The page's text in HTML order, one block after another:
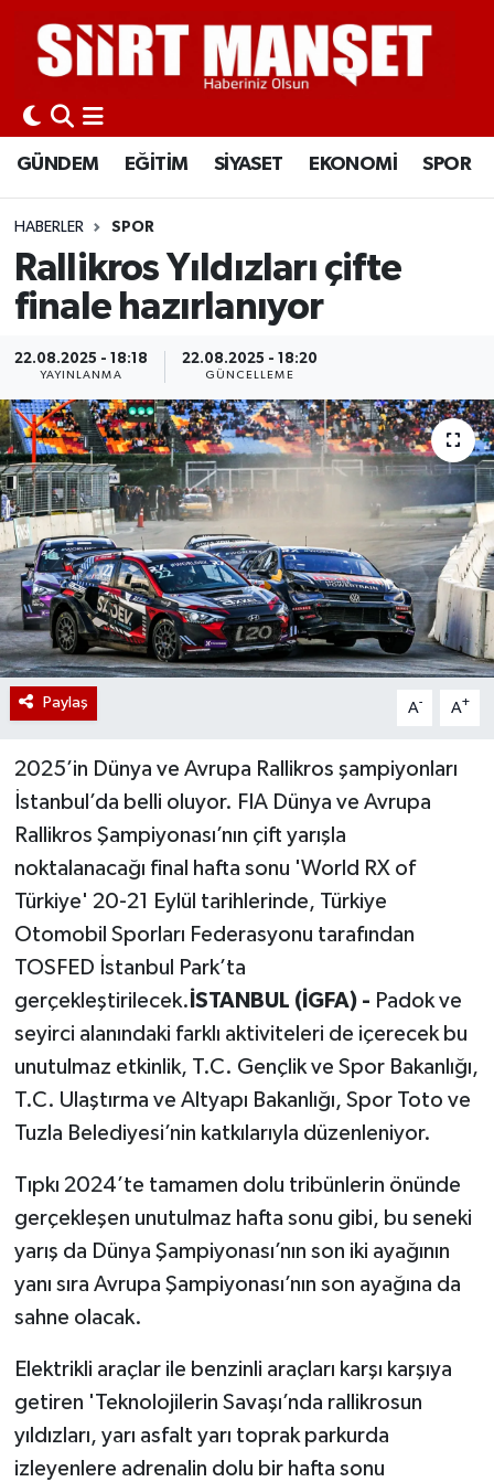
GÜNDEM EĞİTİM SİYASET EKONOMİ SPOR
HABERLER SPOR
Rallikros Yıldızları çifte
finale hazırlanıyor
22.08.2025 - 18:18
YAYINLANMA
22.08.2025 - 18:20
GÜNCELLEME
Paylaş A- A+
2025’in Dünya ve Avrupa Rallikros şampiyonları
İstanbul’da belli oluyor. FIA Dünya ve Avrupa
Rallikros Şampiyonası’nın çift yarışla
noktalanacağı final hafta sonu 'World RX of
Türkiye' 20-21 Eylül tarihlerinde, Türkiye
Otomobil Sporları Federasyonu tarafından
TOSFED İstanbul Park’ta
gerçekleştirilecek. İSTANBUL (İGFA) - Padok ve
seyirci alanındaki farklı aktiviteleri de içerecek bu
unutulmaz etkinlik, T.C. Gençlik ve Spor Bakanlığı,
T.C. Ulaştırma ve Altyapı Bakanlığı, Spor Toto ve
Tuzla Belediyesi’nin katkılarıyla düzenleniyor.
Tıpkı 2024’te tamamen dolu tribünlerin önünde
gerçekleşen unutulmaz hafta sonu gibi, bu seneki
yarış da Dünya Şampiyonası’nın son iki ayağının
yanı sıra Avrupa Şampiyonası’nın son ayağına da
sahne olacak.
Elektrikli araçlar ile benzinli araçları karşı karşıya
getiren 'Teknolojilerin Savaşı’nda rallikrosun
yıldızları, yarı asfalt yarı toprak parkurda
izleyenlere adrenalin dolu bir hafta sonu
GÜNDEM
EĞİTİM
SİYASET
EKONOMİ
SPOR
İLÇELER
KÜLTÜR-SANAT
SAĞLIK-YAŞAM
Siirt Nöbetçi Eczaneler
Siirt Hava Durumu
Siirt Namaz Vakitleri
Siirt Trafik Yoğunluk Haritası
Süper Lig Puan Durumu ve Fikstür
Tüm Manşetler
Son Dakika Haberleri
Haber Arşivi